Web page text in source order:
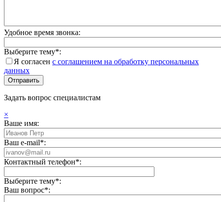
Удобное время звонка:
Выберите тему*:
Я согласен с соглашением на обработку персональных
данных
Задать вопрос специалистам
×
Ваше имя:
Ваш e-mail*:
Контактный телефон*:
Выберите тему*:
Ваш вопрос*: